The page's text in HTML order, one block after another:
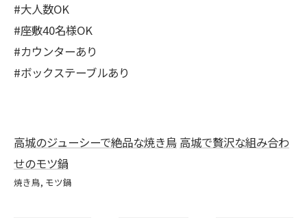
#大人数OK
#座敷40名様OK
#カウンターあり
#ボックステーブルあり
高城のジューシーで絶品な焼き鳥 高城で贅沢な組み合わ
せのモツ鍋
焼き鳥 モツ鍋